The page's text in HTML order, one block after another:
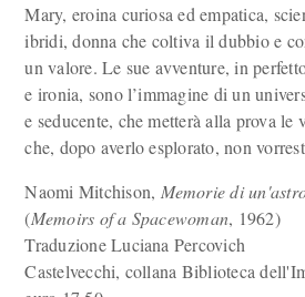
Mary, eroina curiosa ed empatica,
ibridi, donna che coltiva il dubbio e
un valore. Le sue avventure, in
e ironia, sono l’immagine di un
e seducente, che metterà alla prova le
che, dopo averlo esplorato, non
Naomi Mitchison, Memorie di
(Memoirs of a Spacewoman, 1962)
Traduzione Luciana Percovich
Castelvecchi, collana Biblioteca